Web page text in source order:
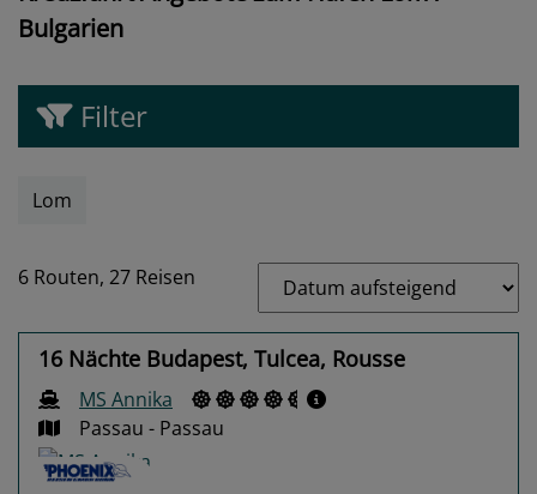
Bulgarien
Filter
Lom
6 Routen, 27 Reisen
16 Nächte Budapest, Tulcea, Rousse
MS Annika
Passau - Passau